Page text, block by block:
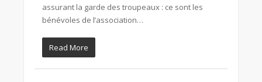
assurant la garde des troupeaux : ce sont les
bénévoles de l’association…
Read More